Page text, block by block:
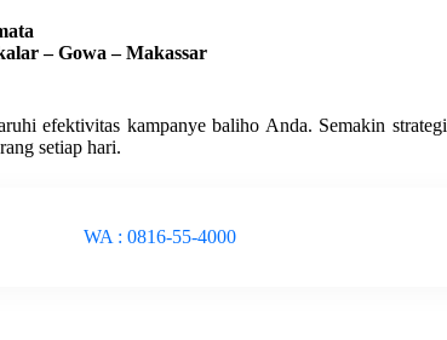
– Gowa – Makassar
efektivitas kampanye baliho Anda. Semakin
setiap hari.
WA : 0816-55-4000